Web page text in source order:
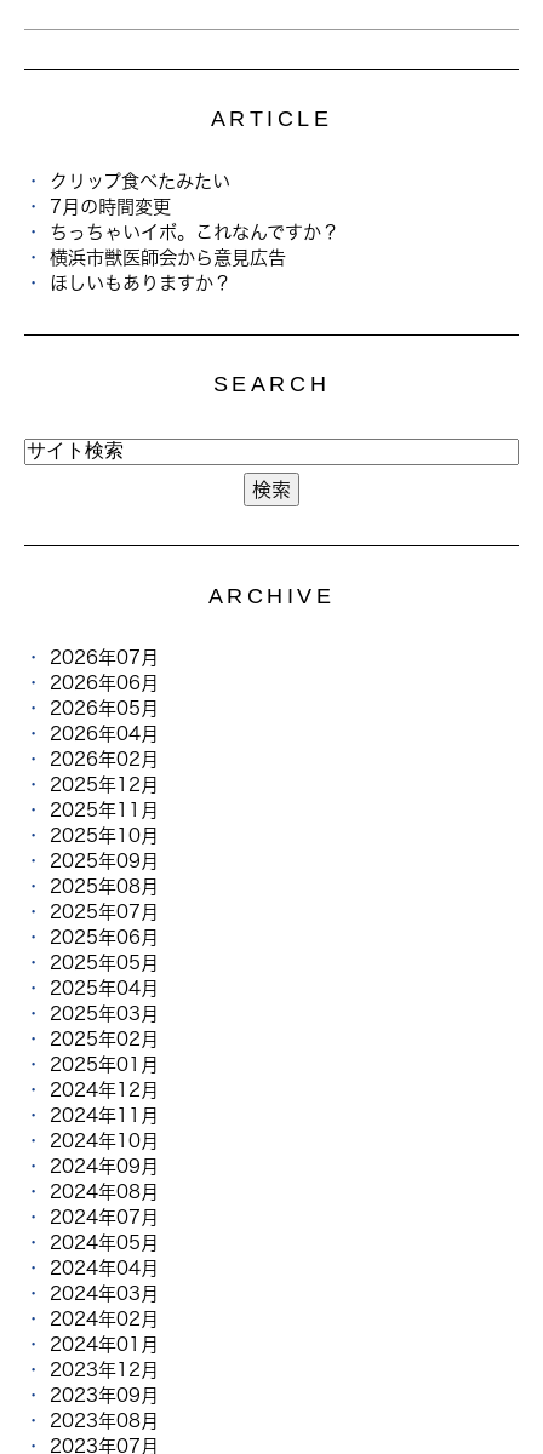
ARTICLE
クリップ食べたみたい
7月の時間変更
ちっちゃいイボ。これなんですか？
横浜市獣医師会から意見広告
ほしいもありますか？
SEARCH
ARCHIVE
2026年07月
2026年06月
2026年05月
2026年04月
2026年02月
2025年12月
2025年11月
2025年10月
2025年09月
2025年08月
2025年07月
2025年06月
2025年05月
2025年04月
2025年03月
2025年02月
2025年01月
2024年12月
2024年11月
2024年10月
2024年09月
2024年08月
2024年07月
2024年05月
2024年04月
2024年03月
2024年02月
2024年01月
2023年12月
2023年09月
2023年08月
2023年07月